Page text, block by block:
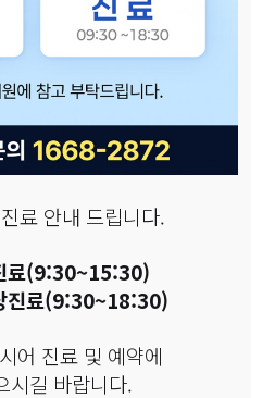
료 안내 드립니다.
료(9:30~15:30)
진료(9:30~18:30)
어 진료 및 예약에
시길 바랍니다.